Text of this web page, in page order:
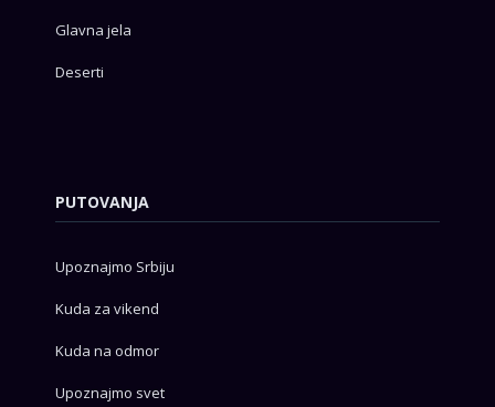
Glavna jela
Deserti
PUTOVANJA
Upoznajmo Srbiju
Kuda za vikend
Kuda na odmor
Upoznajmo svet